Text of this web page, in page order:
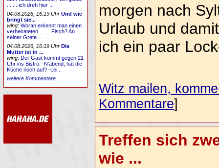
morgen nach
Urlaub und
ich ein paar
Witz mailen,
Kommentare]
Treffen sich
wie ...
... ... ich dreh hier ...
04.08.2026, 16:19 Uhr Und wie
bringt sie...
wing:Woran erkennt man einen
verheirateten ... ... Fisch? An
seiner Grete....
04.08.2026, 16:19 Uhr Die
Mutter ist in ...
wing:Der Gast kommt gegen 21
Uhr ins Bistro. -N’abend, hat die
Küche noch auf? -Lei...
weitere Kommentare ...